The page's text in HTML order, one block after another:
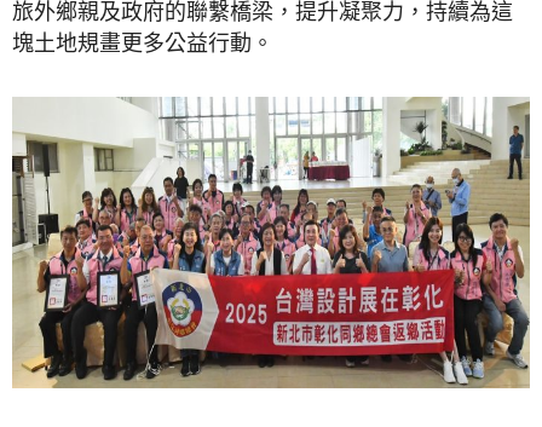
旅外鄉親及政府的聯繫橋梁，提升凝聚力，持續為這
塊土地規畫更多公益行動。